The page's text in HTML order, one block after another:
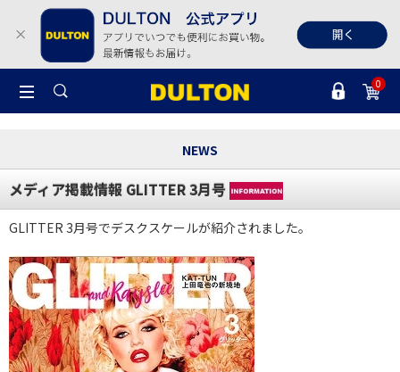
0
NEWS
メディア掲載情報 GLITTER 3月号
GLITTER 3月号でデスクスケールが紹介されました。